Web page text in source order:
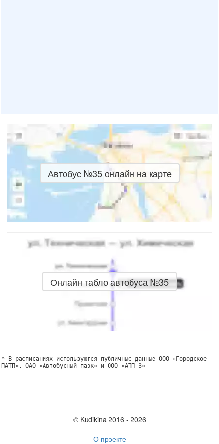
Автобус №35 онлайн на карте
Онлайн табло автобуса №35
* В расписаниях используются публичные данные ООО «Городское
ПАТП», ОАО «Автобусный парк» и ООО «АТП-3»
© Kudikina 2016 ‐ 2026
О проекте